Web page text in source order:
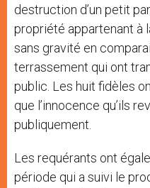
destruction d’un petit
propriété appartenant à
sans gravité en
terrassement qui ont
public. Les huit fidèles
que l’innocence qu’ils
publiquement.
Les requérants ont
période qui a suivi le